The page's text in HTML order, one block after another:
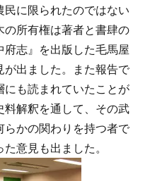
に限られたのではない
所有権は著者と書肆の
府志』を出版した毛馬屋
が出ました。また報告で
にも読まれていたことが
解釈を通して、その武
らかの関わりを持つ者で
意見も出ました。